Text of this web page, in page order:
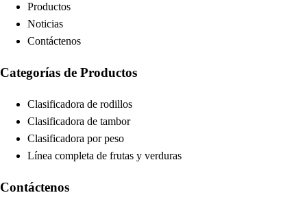
Productos
Noticias
Contáctenos
Categorías de Productos
Clasificadora de rodillos
Clasificadora de tambor
Clasificadora por peso
Línea completa de frutas y verduras
Contáctenos